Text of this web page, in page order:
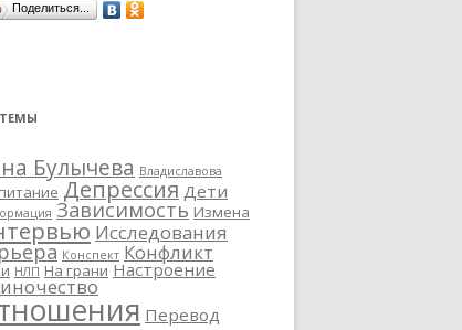
Поделиться...
ТЕМЫ
Булычева Владиславова
Депрессия Дети
Зависимость Измена
Исследования
Конспект Конфликт
НЛП На грани Настроение
Перевод